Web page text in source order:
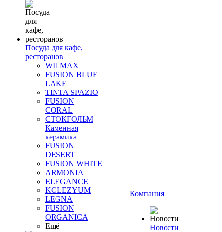
Посуда для кафе,
ресторанов
WILMAX
FUSION BLUE
LAKE
TINTA SPAZIO
FUSION
CORAL
СТОКГОЛЬМ
Каменная
керамика
FUSION
DESERT
FUSION WHITE
ARMONIA
ELEGANCE
KOLEZYUM
LEGNA
FUSION
ORGANICA
Ещё
Компания
Новости